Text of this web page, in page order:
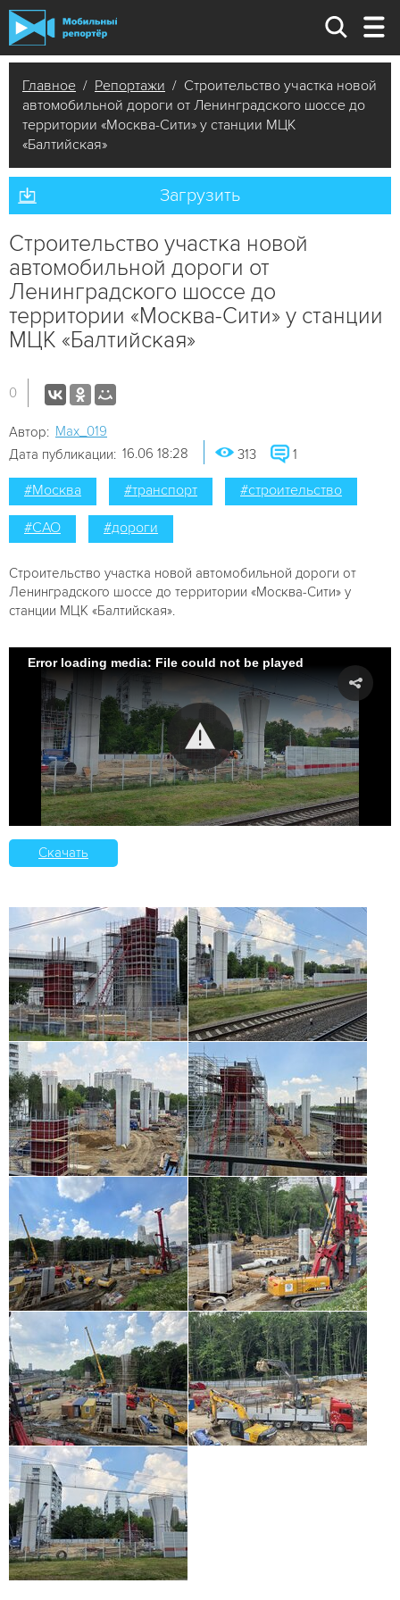
Главное / Репортажи / Строительство участка новой
автомобильной дороги от Ленинградского шоссе до
территории «Москва-Сити» у станции МЦК
«Балтийская»
Загрузить
Строительство участка новой
автомобильной дороги от
Ленинградского шоссе до
территории «Москва-Сити» у станции
МЦК «Балтийская»
0
Автор: Мах_019
Дата публикации: 16.06 18:28 313 1
#Москва #транспорт #строительство
#САО #дороги
Строительство участка новой автомобильной дороги от
Ленинградского шоссе до территории «Москва-Сити» у
станции МЦК «Балтийская».
Error loading media: File could not be played
Скачать